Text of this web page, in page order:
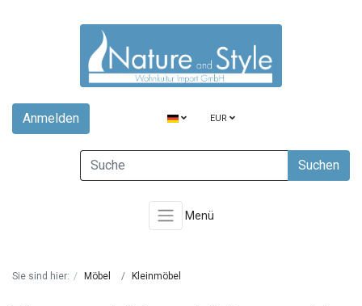
Anmelden EUR
Suchen
Menü
Sie sind hier: Möbel Kleinmöbel